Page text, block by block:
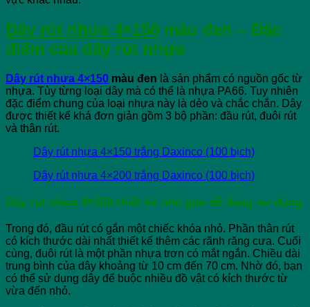
Dây rút nhựa 4×150 màu đen – Đặc
điểm của dây rút nhựa
Dây rút nhựa 4×150 màu đen là sản phẩm có nguồn gốc từ
nhựa. Tùy từng loại dây mà có thể là nhựa PA66. Tuy nhiên
đặc điểm chung của loại nhựa này là dẻo và chắc chắn. Dây
được thiết kế khá đơn giản gồm 3 bộ phần: đầu rút, đuôi rút
và thân rút.
Dây rút nhựa 4×150 trắng Daxinco (100 bịch)
Dây rút nhựa 4×200 trắng Daxinco (100 bịch)
Dây rút nhựa 4×150 thiết kế nhỏ gọn dễ dàng sử dụng
Trong đó, đầu rút có gắn một chiếc khóa nhỏ. Phần thân rút
có kích thước dài nhất thiết kế thêm các rãnh răng cưa. Cuối
cùng, đuôi rút là một phần nhựa trơn có mắt ngắn. Chiều dài
trung bình của dây khoảng từ 10 cm đến 70 cm. Nhờ đó, bạn
có thể sử dụng dây để buộc nhiều đồ vật có kích thước từ
vừa đến nhỏ.